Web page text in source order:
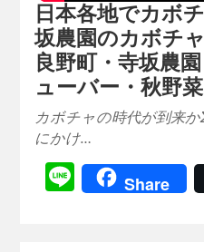
日本各地でカボ
坂農園のカボチ
良野町・寺坂農
ューバー・秋野菜
カボチャの時代が到来
にかけ…
LineShare